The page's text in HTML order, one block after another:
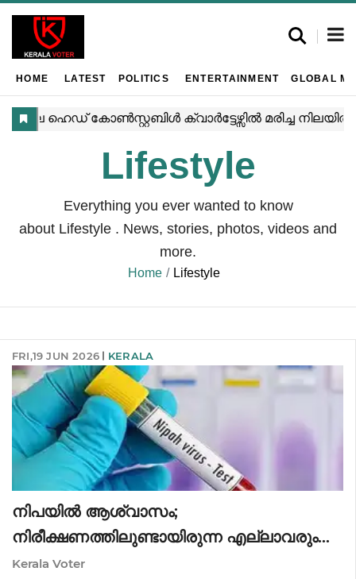
HOME LATEST POLITICS ENTERTAINMENT GLOBAL
Lifestyle
Everything you ever wanted to know
about Lifestyle . News, stories, photos, videos and
more.
Home Lifestyle
FRI,19 JUN 2026 KERALA
നിപയിൽ ആശ്വാസം;
നിരീക്ഷണത്തിലുണ്ടായിരുന്ന എല്ലാവരും
ആശുപത്രി വിട്ടു
Kerala Voter